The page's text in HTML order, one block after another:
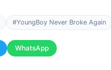
#YoungBoy Never Broke Again
WhatsApp